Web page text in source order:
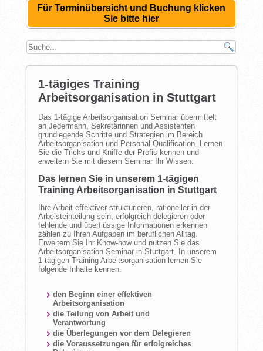
Für Terminübersicht und Buchung klicken
Sie bitte hier
1-tägiges Training
Arbeitsorganisation in Stuttgart
Das 1-tägige Arbeitsorganisation Seminar übermittelt
an Jedermann, Sekretärinnen und Assistenten
grundlegende Schritte und Strategien im Bereich
Arbeitsorganisation und Personal Qualification. Lernen
Sie die Tricks und Kniffe der Profis kennen und
erweitern Sie mit diesem Seminar Ihr Wissen.
Das lernen Sie in unserem 1-tägigen
Training Arbeitsorganisation in Stuttgart
Ihre Arbeit effektiver strukturieren, rationeller in der
Arbeisteinteilung sein, erfolgreich delegieren oder
fehlende und überflüssige Informationen erkennen
zählen zu Ihren Aufgaben im beruflichen Alltag.
Erweitern Sie Ihr Know-how und nutzen Sie das
Arbeitsorganisation Seminar in Stuttgart. In unserem
1-tägigen Training Arbeitsorganisation lernen Sie
folgende Inhalte kennen:
den Beginn einer effektiven
Arbeitsorganisation
die Teilung von Arbeit und
Verantwortung
die Überlegungen vor dem Delegieren
die Voraussetzungen für erfolgreiches